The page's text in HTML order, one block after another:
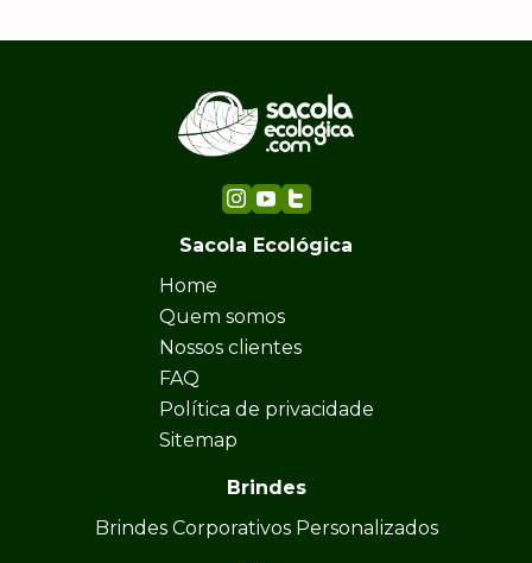
Sacola Ecológica
Home
Quem somos
Nossos clientes
FAQ
Política de privacidade
Sitemap
Brindes
Brindes Corporativos Personalizados